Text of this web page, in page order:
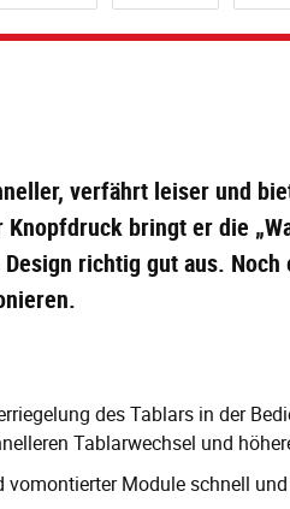
verfährt leiser und
bringt er die
richtig gut aus.
des Tablars in der
Tablarwechsel und
vomontierter Module schnell